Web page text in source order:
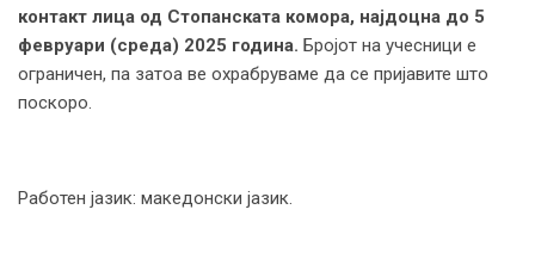
контакт лица од Стопанската комора, најдоцна до 5
февруари (среда) 2025 година. Бројот на учесници е
ограничен, па затоа ве охрабруваме да се пријавите што
поскоро.
Работен јазик: македонски јазик.